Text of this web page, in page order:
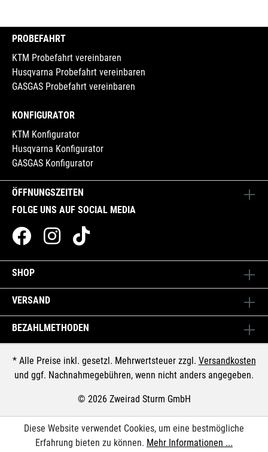
ÖFFNUNGSZEITEN
FOLGE UNS AUF SOCIAL MEDIA
PROBEFAHRT
KTM Probefahrt vereinbaren
Husqvarna Probefahrt vereinbaren
GASGAS Probefahrt vereinbaren
KONFIGURATOR
KTM Konfigurator
Husqvarna Konfigurator
GASGAS Konfigurator
SHOP
VERSAND
BEZAHLMETHODEN
* Alle Preise inkl. gesetzl. Mehrwertsteuer zzgl. Versandkosten
und ggf. Nachnahmegebühren, wenn nicht anders angegeben.
© 2026 Zweirad Sturm GmbH
Diese Website verwendet Cookies, um eine bestmögliche
Erfahrung bieten zu können. Mehr Informationen ...